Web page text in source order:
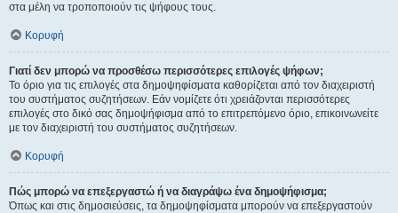
στα μέλη να τροποποιούν τις ψήφους τους.
Κορυφή
Γιατί δεν μπορώ να προσθέσω περισσότερες επιλογές ψήφων;
Το όριο για τις επιλογές στα δημοψηφίσματα καθορίζεται από τον διαχειριστή
του συστήματος συζητήσεων. Εάν νομίζετε ότι χρειάζονται περισσότερες
επιλογές στο δικό σας δημοψήφισμα από το επιτρεπόμενο όριο, επικοινωνείτε
με τον διαχειριστή του συστήματος συζητήσεων.
Κορυφή
Πώς μπορώ να επεξεργαστώ ή να διαγράψω ένα δημοψήφισμα;
Όπως και στις δημοσιεύσεις, τα δημοψηφίσματα μπορούν να επεξεργαστούν